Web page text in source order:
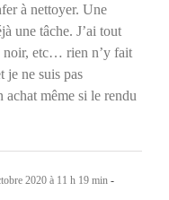
à nettoyer. Une
une tâche. J’ai tout
noir, etc… rien n’y fait
je ne suis pas
achat même si le rendu
2020 à 11 h 19 min -